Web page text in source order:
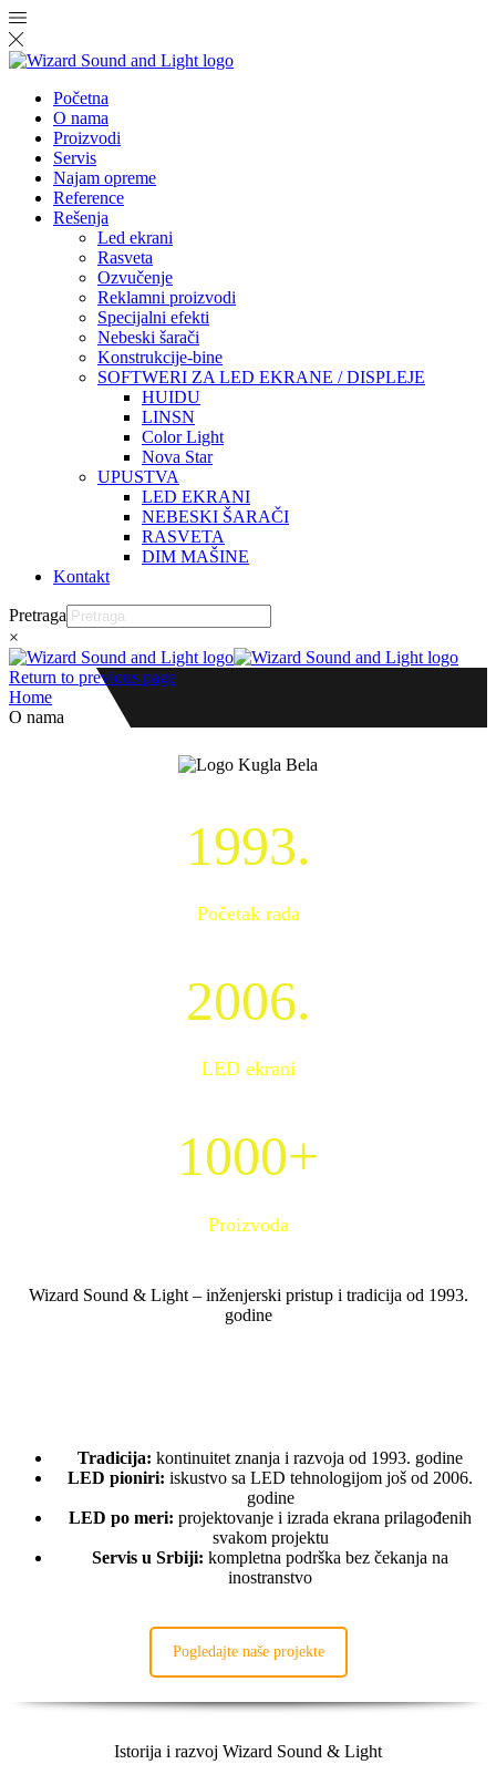
Početna
O nama
Proizvodi
Servis
Najam opreme
Reference
Rešenja
Led ekrani
Rasveta
Ozvučenje
Reklamni proizvodi
Specijalni efekti
Nebeski šarači
Konstrukcije-bine
SOFTWERI ZA LED EKRANE / DISPLEJE
HUIDU
LINSN
Color Light
Nova Star
UPUSTVA
LED EKRANI
NEBESKI ŠARAČI
RASVETA
DIM MAŠINE
Kontakt
Pretraga
×
Return to previous page
Home
O nama
1993.
Početak rada
2006.
LED ekrani
1000+
Proizvoda
Wizard Sound & Light – inženjerski pristup i tradicija od 1993.
godine
Tradicija: kontinuitet znanja i razvoja od 1993. godine
LED pioniri: iskustvo sa LED tehnologijom još od 2006.
godine
LED po meri: projektovanje i izrada ekrana prilagođenih
svakom projektu
Servis u Srbiji: kompletna podrška bez čekanja na
inostranstvo
Pogledajte naše projekte
Istorija i razvoj Wizard Sound & Light